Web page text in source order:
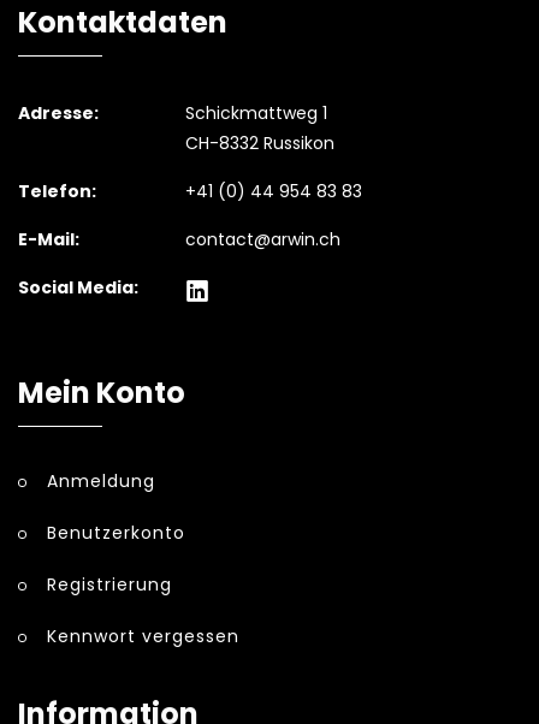
Kontaktdaten
Adresse:
Schickmattweg 1
CH-8332 Russikon
Telefon:
+41 (0) 44 954 83 83
E-Mail:
contact@arwin.ch
Social Media:
Mein Konto
Anmeldung
Benutzerkonto
Registrierung
Kennwort vergessen
Information